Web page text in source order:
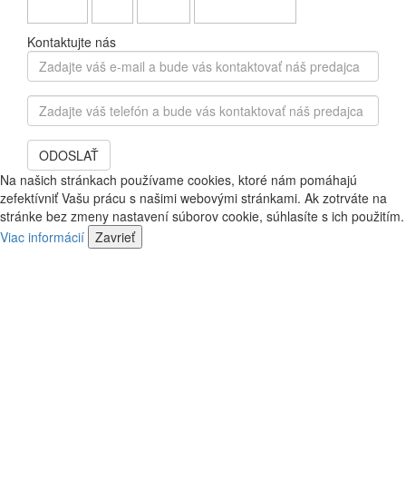
Kontaktujte nás
Zadajte
váš
e-
mail
a
bude
vás
kontaktovať
náš
predajca
Zadajte
váš
telefón
bude
vás
kontaktovať
náš
ODOSLAŤ
Na našich stránkach používame cookies, ktoré nám pomáhajú
zefektívniť Vašu prácu s našimi webovými stránkami. Ak zotrváte na
stránke bez zmeny nastavení súborov cookie, súhlasíte s ich použitím.
Viac informácií Zavrieť